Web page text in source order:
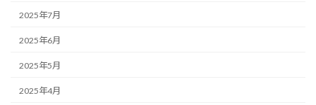
2025年7月
2025年6月
2025年5月
2025年4月